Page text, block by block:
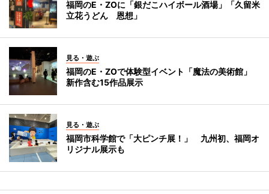
福岡のE・ZOに「銀だこハイボール酒場」「久留米
立花うどん 恩想」
見る・遊ぶ
福岡のE・ZOで体験型イベント「魔法の美術館」
新作含む15作品展示
見る・遊ぶ
福岡市科学館で「大ピンチ展！」 九州初、福岡オ
リジナル展示も